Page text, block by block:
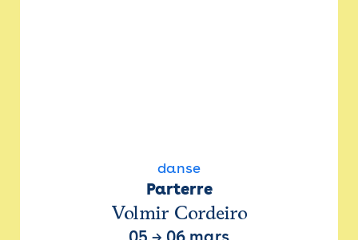
danse
Parterre
Volmir Cordeiro